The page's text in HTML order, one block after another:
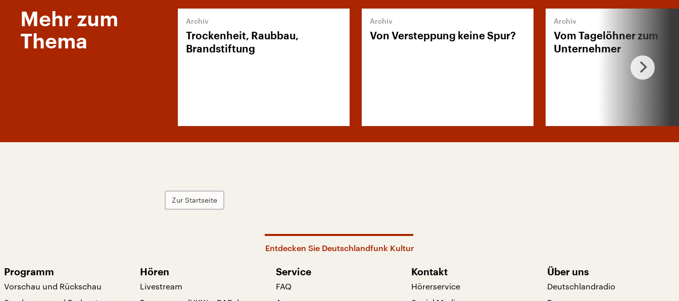
Mehr zum
Thema
Trockenheit, Raubbau,
Brandstiftung
Von Versteppung keine Spur?
Vom Tagelöhner zum
Unternehmer
Zur Startseite
Entdecken Sie Deutschlandfunk Kultur
Programm
Vorschau und Rückschau
Hören
Livestream
Service
FAQ
Kontakt
Hörerservice
Über uns
Deutschlandradio